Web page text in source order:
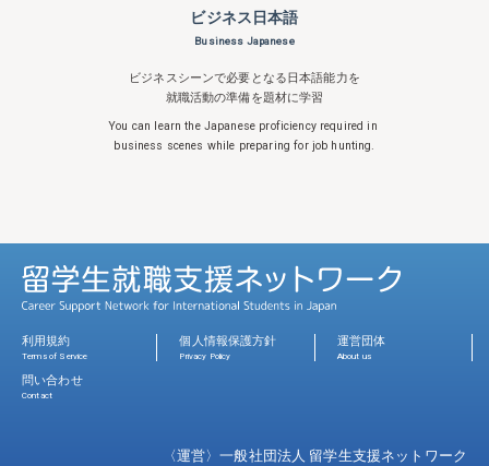
ビジネス日本語
Business Japanese
ビジネスシーンで必要となる日本語能力を
就職活動の準備を題材に学習
You can learn the Japanese proficiency required in
business scenes while preparing for job hunting.
利用規約
Terms of Service
個人情報保護方針
Privacy Policy
運営団体
About us
問い合わせ
Contact
〈運営〉一般社団法人 留学生支援ネットワーク